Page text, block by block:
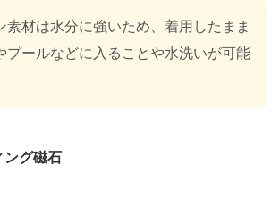
素材は水分に強いため、着用したまま
プールなどに入ることや水洗いが可能
ング磁石